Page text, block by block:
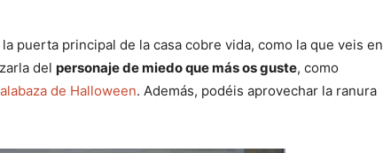
puerta principal de la casa cobre vida, como la que veis en
del personaje de miedo que más os guste, como
de Halloween. Además, podéis aprovechar la ranura